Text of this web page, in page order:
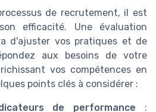
de recrutement, il est
efficacité. Une évaluation
d'ajuster vos pratiques et de
aux besoins de votre
vos compétences en
points clés à considérer :
de performance :